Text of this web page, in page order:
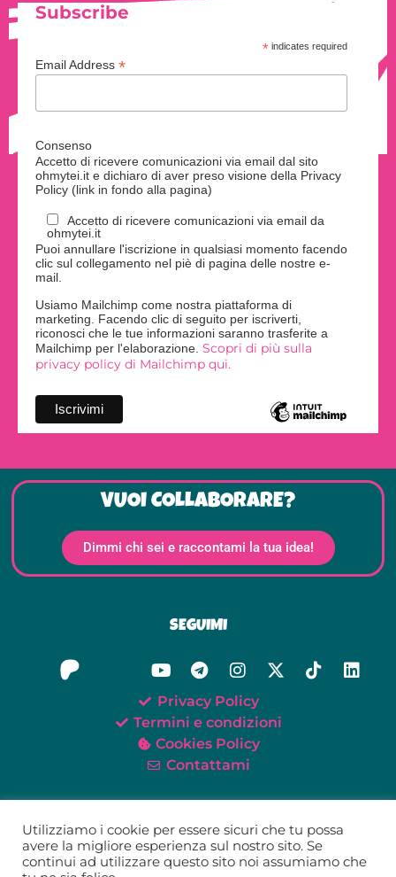
Subscribe
* indicates required
Email Address *
Consenso
Accetto di ricevere comunicazioni via email dal sito
ohmytei.it e dichiaro di aver preso visione della Privacy
Policy (link in fondo alla pagina)
Accetto di ricevere comunicazioni via email da
ohmytei.it
Puoi annullare l'iscrizione in qualsiasi momento facendo
clic sul collegamento nel piè di pagina delle nostre e-
mail.
Usiamo Mailchimp come nostra piattaforma di
marketing. Facendo clic di seguito per iscriverti,
riconosci che le tue informazioni saranno trasferite a
Mailchimp per l'elaborazione. Scopri di più sulla
privacy policy di Mailchimp qui.
VUOI COLLABORARE?
Dimmi chi sei e raccontami la tua idea!
SEGUIMI
Privacy Policy
Termini e condizioni
Cookies Policy
Contattami
Utilizziamo i cookie per essere sicuri che tu possa
avere la migliore esperienza sul nostro sito. Se
continui ad utilizzare questo sito noi assumiamo che